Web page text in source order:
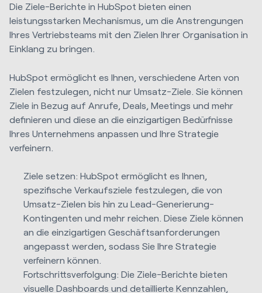
Die Ziele-Berichte in HubSpot bieten einen
leistungsstarken Mechanismus, um die Anstrengungen
Ihres Vertriebsteams mit den Zielen Ihrer Organisation in
Einklang zu bringen.
HubSpot ermöglicht es Ihnen, verschiedene Arten von
Zielen festzulegen, nicht nur Umsatz-Ziele. Sie können
Ziele in Bezug auf Anrufe, Deals, Meetings und mehr
definieren und diese an die einzigartigen Bedürfnisse
Ihres Unternehmens anpassen und Ihre Strategie
verfeinern.
Ziele setzen: HubSpot ermöglicht es Ihnen,
spezifische Verkaufsziele festzulegen, die von
Umsatz-Zielen bis hin zu Lead-Generierung-
Kontingenten und mehr reichen. Diese Ziele können
an die einzigartigen Geschäftsanforderungen
angepasst werden, sodass Sie Ihre Strategie
verfeinern können.
Fortschrittsverfolgung: Die Ziele-Berichte bieten
visuelle Dashboards und detaillierte Kennzahlen,